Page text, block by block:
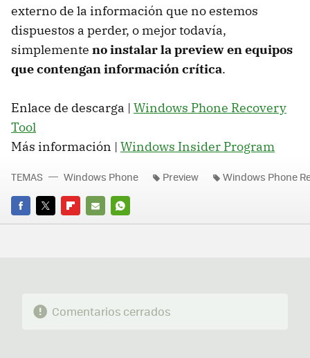
externo de la información que no estemos
dispuestos a perder, o mejor todavía,
simplemente no instalar la preview en equipos
que contengan información crítica.
Enlace de descarga | Windows Phone Recovery
Tool
Más información | Windows Insider Program
FACEBOOK
TWITTERFLIPBOARD
E-
WHATSAPP
TEMAS Windows Phone Preview Windows Phone
Comentarios cerrados